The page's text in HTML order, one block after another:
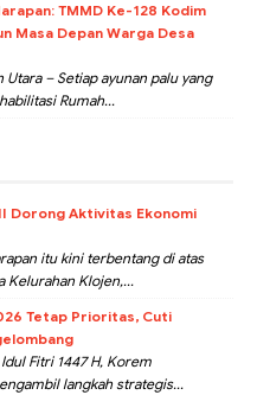
TMMD Ke-128 Kodim
Masa Depan Warga Desa
Utara – Setiap ayunan palu yang
Rumah...
Dorong Aktivitas Ekonomi
itu kini terbentang di atas
Kelurahan Klojen,...
Tetap Prioritas, Cuti
Fitri 1447 H, Korem
langkah strategis...